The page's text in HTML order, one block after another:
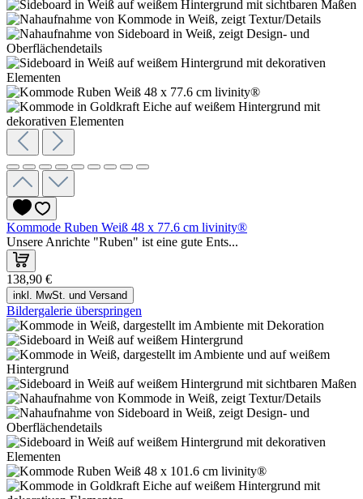
Kommode Ruben Weiß 48 x 77.6 cm livinity®
Unsere Anrichte "Ruben" ist eine gute Ents...
138,90 €
inkl. MwSt. und Versand
Bildergalerie überspringen